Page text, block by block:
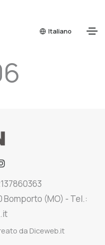
Italiano
Bomporto (MO) - Tel.:
da Diceweb.it